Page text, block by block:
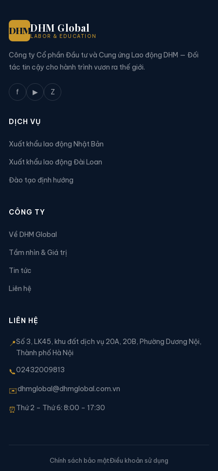
DHMDHM Global
LABOR & EDUCATION
Công ty Cổ phần Đầu tư và Cung ứng Lao động DHM — Đối
tác tin cậy cho hành trình vươn ra thế giới.
f ▶ Z
DỊCH VỤ
Xuất khẩu lao động Nhật Bản
Xuất khẩu lao động Đài Loan
Đào tạo định hướng
CÔNG TY
Về DHM Global
Tầm nhìn & Giá trị
Tin tức
Liên hệ
LIÊN HỆ
📍Số 3, LK45, khu đất dịch vụ 20A, 20B, Phường Dương Nội,
Thành phố Hà Nội
📞02432009813
✉️dhmglobal@dhmglobal.com.vn
⏰Thứ 2 – Thứ 6: 8:00 – 17:30
Chính sách bảo mậtĐiều khoản sử dụng